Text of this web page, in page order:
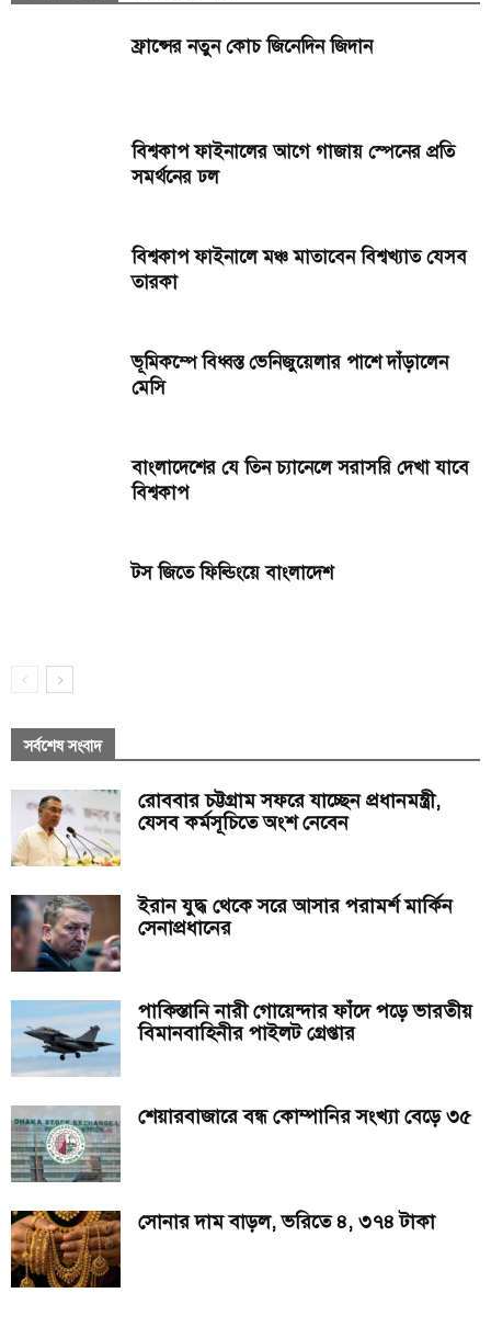
ফ্রান্সের নতুন কোচ জিনেদিন জিদান
বিশ্বকাপ ফাইনালের আগে গাজায় স্পেনের প্রতি
সমর্থনের ঢল
বিশ্বকাপ ফাইনালে মঞ্চ মাতাবেন বিশ্বখ্যাত যেসব
তারকা
ভূমিকম্পে বিধ্বস্ত ভেনিজুয়েলার পাশে দাঁড়ালেন
মেসি
বাংলাদেশের যে তিন চ্যানেলে সরাসরি দেখা যাবে
বিশ্বকাপ
টস জিতে ফিল্ডিংয়ে বাংলাদেশ
সর্বশেষ সংবাদ
রোববার চট্টগ্রাম সফরে যাচ্ছেন প্রধানমন্ত্রী,
যেসব কর্মসূচিতে অংশ নেবেন
ইরান যুদ্ধ থেকে সরে আসার পরামর্শ মার্কিন
সেনাপ্রধানের
পাকিস্তানি নারী গোয়েন্দার ফাঁদে পড়ে ভারতীয়
বিমানবাহিনীর পাইলট গ্রেপ্তার
শেয়ারবাজারে বন্ধ কোম্পানির সংখ্যা বেড়ে ৩৫
সোনার দাম বাড়ল, ভরিতে ৪, ৩৭৪ টাকা